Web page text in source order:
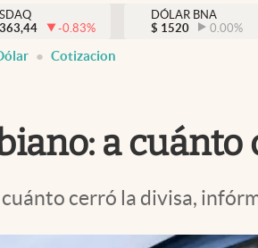
-0.83%
DÓLAR BNA
$ 1520 0.00%
Cotizacion
a
cerró la divisa,